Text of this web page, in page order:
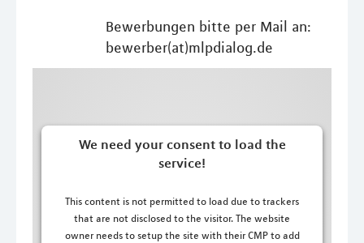
Bewerbungen bitte per Mail an:
bewerber(at)mlpdialog.de
We need your consent to load the
service!
This content is not permitted to load due to trackers
that are not disclosed to the visitor. The website
owner needs to setup the site with their CMP to add